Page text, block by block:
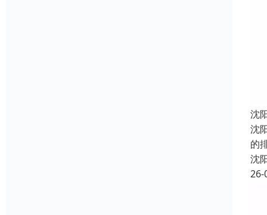
沈
沈
的
沈
26-